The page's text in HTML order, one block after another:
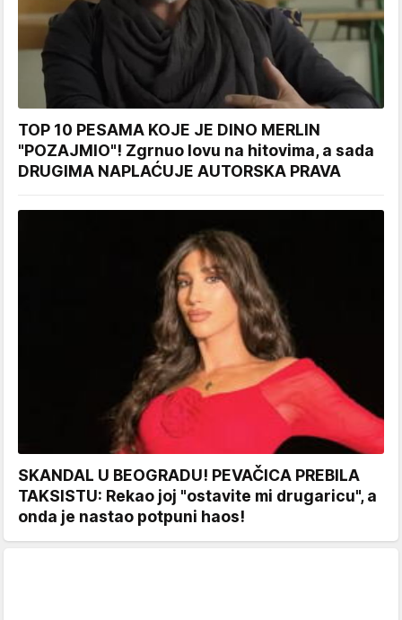
TOP 10 PESAMA KOJE JE DINO MERLIN
"POZAJMIO"! Zgrnuo lovu na hitovima, a sada
DRUGIMA NAPLAĆUJE AUTORSKA PRAVA
SKANDAL U BEOGRADU! PEVAČICA PREBILA
TAKSISTU: Rekao joj "ostavite mi drugaricu", a
onda je nastao potpuni haos!